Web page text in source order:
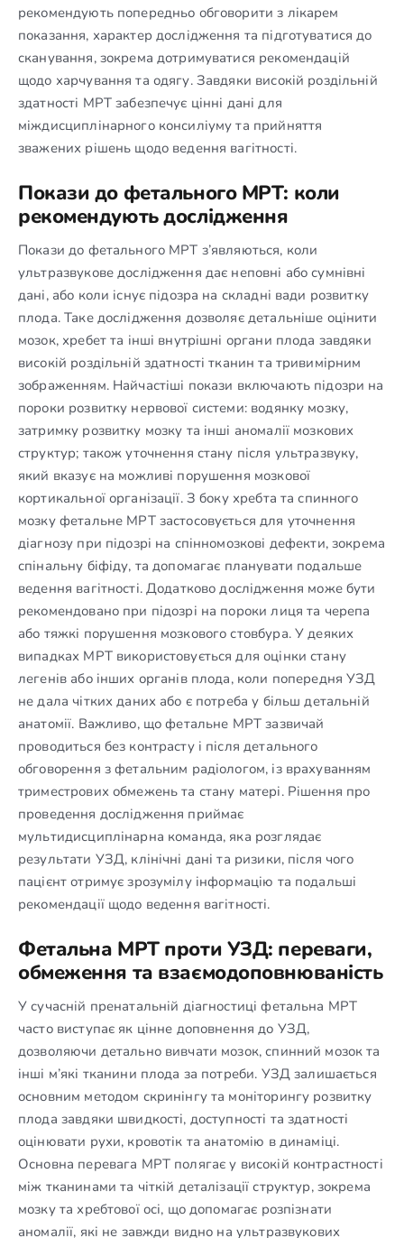
рекомендують попередньо обговорити з лікарем
показання, характер дослідження та підготуватися до
сканування, зокрема дотримуватися рекомендацій
щодо харчування та одягу. Завдяки високій роздільній
здатності МРТ забезпечує цінні дані для
міждисциплінарного консиліуму та прийняття
зважених рішень щодо ведення вагітності.
Покази до фетального МРТ: коли
рекомендують дослідження
Покази до фетального МРТ з’являються, коли
ультразвукове дослідження дає неповні або сумнівні
дані, або коли існує підозра на складні вади розвитку
плода. Таке дослідження дозволяє детальніше оцінити
мозок, хребет та інші внутрішні органи плода завдяки
високій роздільній здатності тканин та тривимірним
зображенням. Найчастіші покази включають підозри на
пороки розвитку нервової системи: водянку мозку,
затримку розвитку мозку та інші аномалії мозкових
структур; також уточнення стану після ультразвуку,
який вказує на можливі порушення мозкової
кортикальної організації. З боку хребта та спинного
мозку фетальне МРТ застосовується для уточнення
діагнозу при підозрі на спінномозкові дефекти, зокрема
спінальну біфіду, та допомагає планувати подальше
ведення вагітності. Додатково дослідження може бути
рекомендовано при підозрі на пороки лиця та черепа
або тяжкі порушення мозкового стовбура. У деяких
випадках МРТ використовується для оцінки стану
легенів або інших органів плода, коли попередня УЗД
не дала чітких даних або є потреба у більш детальній
анатомії. Важливо, що фетальне МРТ зазвичай
проводиться без контрасту і після детального
обговорення з фетальним радіологом, із врахуванням
триместрових обмежень та стану матері. Рішення про
проведення дослідження приймає
мультидисциплінарна команда, яка розглядає
результати УЗД, клінічні дані та ризики, після чого
пацієнт отримує зрозумілу інформацію та подальші
рекомендації щодо ведення вагітності.
Фетальна МРТ проти УЗД: переваги,
обмеження та взаємодоповнюваність
У сучасній пренатальній діагностиці фетальна МРТ
часто виступає як цінне доповнення до УЗД,
дозволяючи детально вивчати мозок, спинний мозок та
інші м’які тканини плода за потреби. УЗД залишається
основним методом скринінгу та моніторингу розвитку
плода завдяки швидкості, доступності та здатності
оцінювати рухи, кровотік та анатомію в динаміці.
Основна перевага МРТ полягає у високій контрастності
між тканинами та чіткій деталізації структур, зокрема
мозку та хребтової осі, що допомагає розпізнати
аномалії, які не завжди видно на ультразвукових